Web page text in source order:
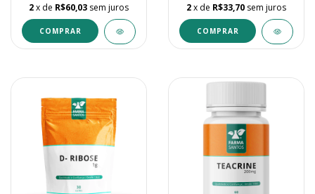
2x de R$60,03 sem juros 2x de R$33,70 sem juros